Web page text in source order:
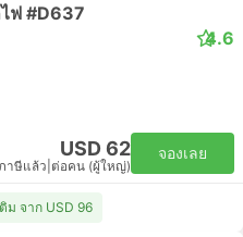
ฟ #D637
4.6
USD 62
าษีแล้ว ต่อคน (ผู้ใหญ่)
จองเลย
ม จาก USD 96